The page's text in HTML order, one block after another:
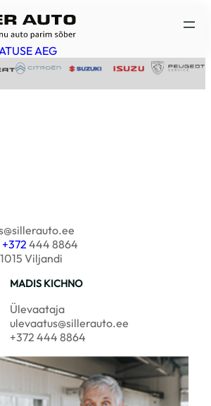
AEG
+372 444 8864
Viljandi
MADIS KICHNO
Ülevaataja
ulevaatus@sillerauto.ee
+372 444 8864